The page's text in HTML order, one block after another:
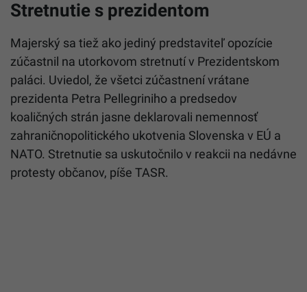
Stretnutie s prezidentom
Majerský sa tiež ako jediný predstaviteľ opozície
zúčastnil na utorkovom stretnutí v Prezidentskom
paláci. Uviedol, že všetci zúčastnení vrátane
prezidenta Petra Pellegriniho a predsedov
koaličných strán jasne deklarovali nemennosť
zahraničnopolitického ukotvenia Slovenska v EÚ a
NATO. Stretnutie sa uskutočnilo v reakcii na nedávne
protesty občanov, píše TASR.